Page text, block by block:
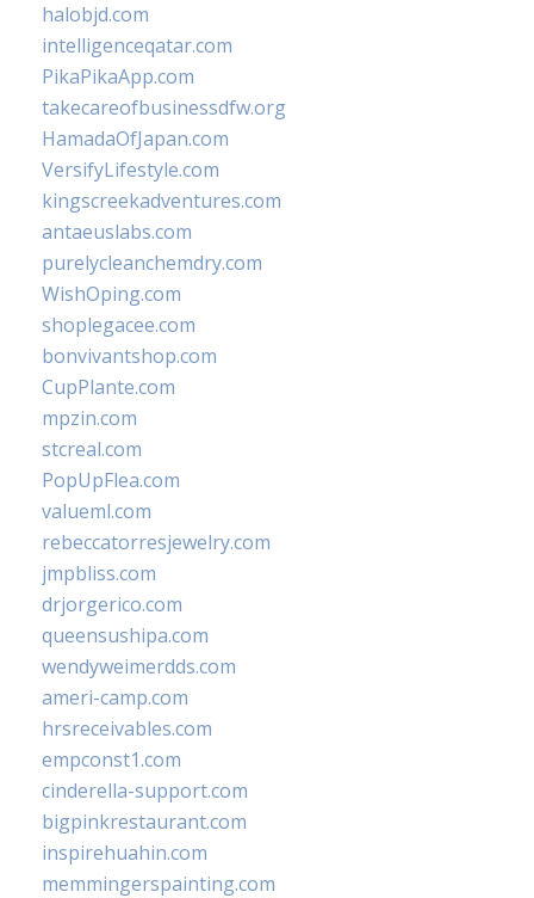
halobjd.com
intelligenceqatar.com
PikaPikaApp.com
takecareofbusinessdfw.org
HamadaOfJapan.com
VersifyLifestyle.com
kingscreekadventures.com
antaeuslabs.com
purelycleanchemdry.com
WishOping.com
shoplegacee.com
bonvivantshop.com
CupPlante.com
mpzin.com
stcreal.com
PopUpFlea.com
valueml.com
rebeccatorresjewelry.com
jmpbliss.com
drjorgerico.com
queensushipa.com
wendyweimerdds.com
ameri-camp.com
hrsreceivables.com
empconst1.com
cinderella-support.com
bigpinkrestaurant.com
inspirehuahin.com
memmingerspainting.com